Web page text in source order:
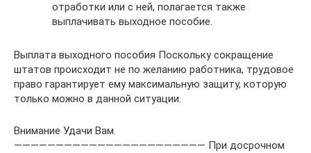
отработки или с ней, полагается также
выплачивать выходное пособие.
Выплата выходного пособия Поскольку сокращение
штатов происходит не по желанию работника, трудовое
право гарантирует ему максимальную защиту, которую
только можно в данной ситуации.
Внимание Удачи Вам.
——————————————————————— При досрочном